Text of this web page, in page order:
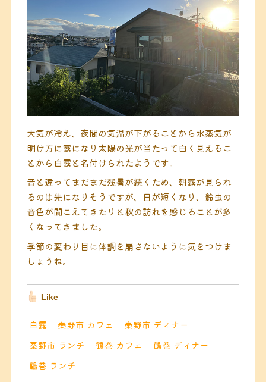
大気が冷え、夜間の気温が下がることから水蒸気が
明け方に露になり太陽の光が当たって白く見えるこ
とから白露と名付けられたようです。
昔と違ってまだまだ残暑が続くため、朝露が見られ
るのは先になりそうですが、日が短くなり、鈴虫の
音色が聞こえてきたりと秋の訪れを感じることが多
くなってきました。
季節の変わり目に体調を崩さないように気をつけま
しょうね。
Like
白露 秦野市 カフェ
秦野市 ディナー
秦野市 ランチ
鶴巻 カフェ
鶴巻 ディナー
鶴巻 ランチ